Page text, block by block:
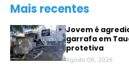
Mais recentes
Jovem é
garrafa em
protetiva
Agosto 06, 2026